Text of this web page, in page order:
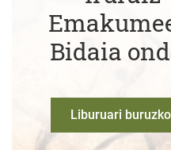
Bidaia
Liburuari